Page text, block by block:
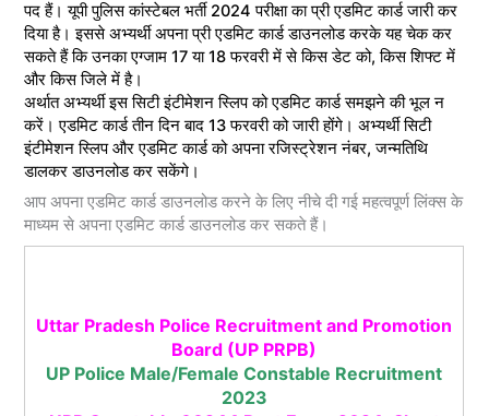
पद हैं। यूपी पुलिस कांस्टेबल भर्ती 2024 परीक्षा का प्री एडमिट कार्ड जारी कर
दिया है। इससे अभ्यर्थी अपना प्री एडमिट कार्ड डाउनलोड करके यह चेक कर
सकते हैं कि उनका एग्जाम 17 या 18 फरवरी में से किस डेट को, किस शिफ्ट में
और किस जिले में है।
अर्थात अभ्यर्थी इस सिटी इंटीमेशन स्लिप को एडमिट कार्ड समझने की भूल न
करें। एडमिट कार्ड तीन दिन बाद 13 फरवरी को जारी होंगे। अभ्यर्थी सिटी
इंटीमेशन स्लिप और एडमिट कार्ड को अपना रजिस्ट्रेशन नंबर, जन्मतिथि
डालकर डाउनलोड कर सकेंगे।
आप अपना एडमिट कार्ड डाउनलोड करने के लिए नीचे दी गई महत्वपूर्ण लिंक्स के
माध्यम से अपना एडमिट कार्ड डाउनलोड कर सकते हैं।
Uttar Pradesh Police Recruitment and Promotion
Board (UP PRPB)
UP Police Male/Female Constable Recruitment
2023